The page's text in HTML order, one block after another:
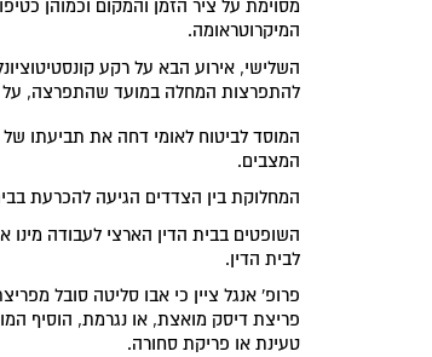
מסוימת על ציר הזמן והמקום וכמוהן
המיקרוטראומה.
השלישי, אירוע הבא על רקע
להתפרצות המחלה במועד שהתפרצה, על
המוסד לביטוח לאומי דחה את תביעתו
המצבים.
המחלוקת בין הצדדים הגיעה להכרעת
השופטים בבית הדין הארצי לעבודה מינו
לבית הדין.
פרופ' אנגל ציין כי אבו סליטה סובל
פריצת דיסק מואצת, או נגרמת, הוסיף
טעינת או פריקת סחורה.